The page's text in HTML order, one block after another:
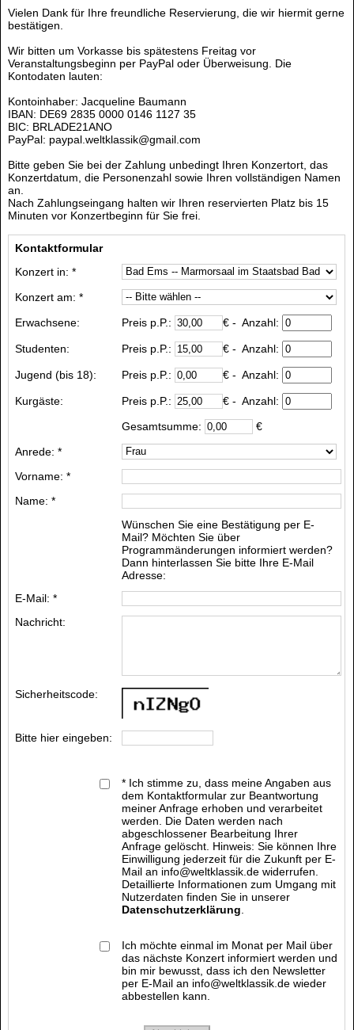
Vielen Dank für Ihre freundliche Reservierung, die wir hiermit gerne
bestätigen.
Wir bitten um Vorkasse bis spätestens Freitag vor
Veranstaltungsbeginn per PayPal oder Überweisung. Die
Kontodaten lauten:
Kontoinhaber: Jacqueline Baumann
IBAN: DE69 2835 0000 0146 1127 35
BIC: BRLADE21ANO
PayPal: paypal.weltklassik@gmail.com
Bitte geben Sie bei der Zahlung unbedingt Ihren Konzertort, das
Konzertdatum, die Personenzahl sowie Ihren vollständigen Namen
an.
Nach Zahlungseingang halten wir Ihren reservierten Platz bis 15
Minuten vor Konzertbeginn für Sie frei.
Kontaktformular
Konzert in: *
Konzert am: *
Erwachsene:
Preis p.P.: € - Anzahl:
Studenten: Preis p.P.: € - Anzahl:
Jugend (bis 18): Preis p.P.: € - Anzahl:
Kurgäste: Preis p.P.: € - Anzahl:
Gesamtsumme:
€
Anrede: *
Vorname: *
Name: *
Wünschen Sie eine Bestätigung per E-
Mail? Möchten Sie über
Programmänderungen informiert werden?
Dann hinterlassen Sie bitte Ihre E-Mail
Adresse:
E-Mail: *
Nachricht:
Sicherheitscode:
Bitte hier eingeben:
* Ich stimme zu, dass meine Angaben aus
dem Kontaktformular zur Beantwortung
meiner Anfrage erhoben und verarbeitet
werden. Die Daten werden nach
abgeschlossener Bearbeitung Ihrer
Anfrage gelöscht. Hinweis: Sie können Ihre
Einwilligung jederzeit für die Zukunft per E-
Mail an info@weltklassik.de widerrufen.
Detaillierte Informationen zum Umgang mit
Nutzerdaten finden Sie in unserer
Datenschutzerklärung
Ich möchte einmal im Monat per Mail über
das nächste Konzert informiert werden und
bin mir bewusst, dass ich den Newsletter
per E-Mail an info@weltklassik.de wieder
abbestellen kann.